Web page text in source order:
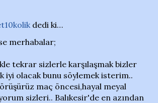
dedi ki…
merhabalar;
tekrar sizlerle karşılaşmak bizler
iyi olacak bunu söylemek isterim..
maç öncesi,hayal meyal
sizleri.. Balıkesir'de en azından